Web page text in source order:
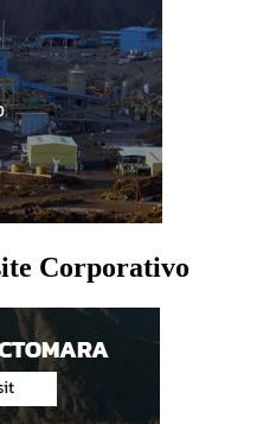
Corporativo